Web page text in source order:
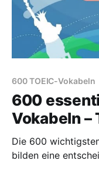
600 TOEIC-Vokabeln
600
Vokabeln –
Die 600
bilden eine